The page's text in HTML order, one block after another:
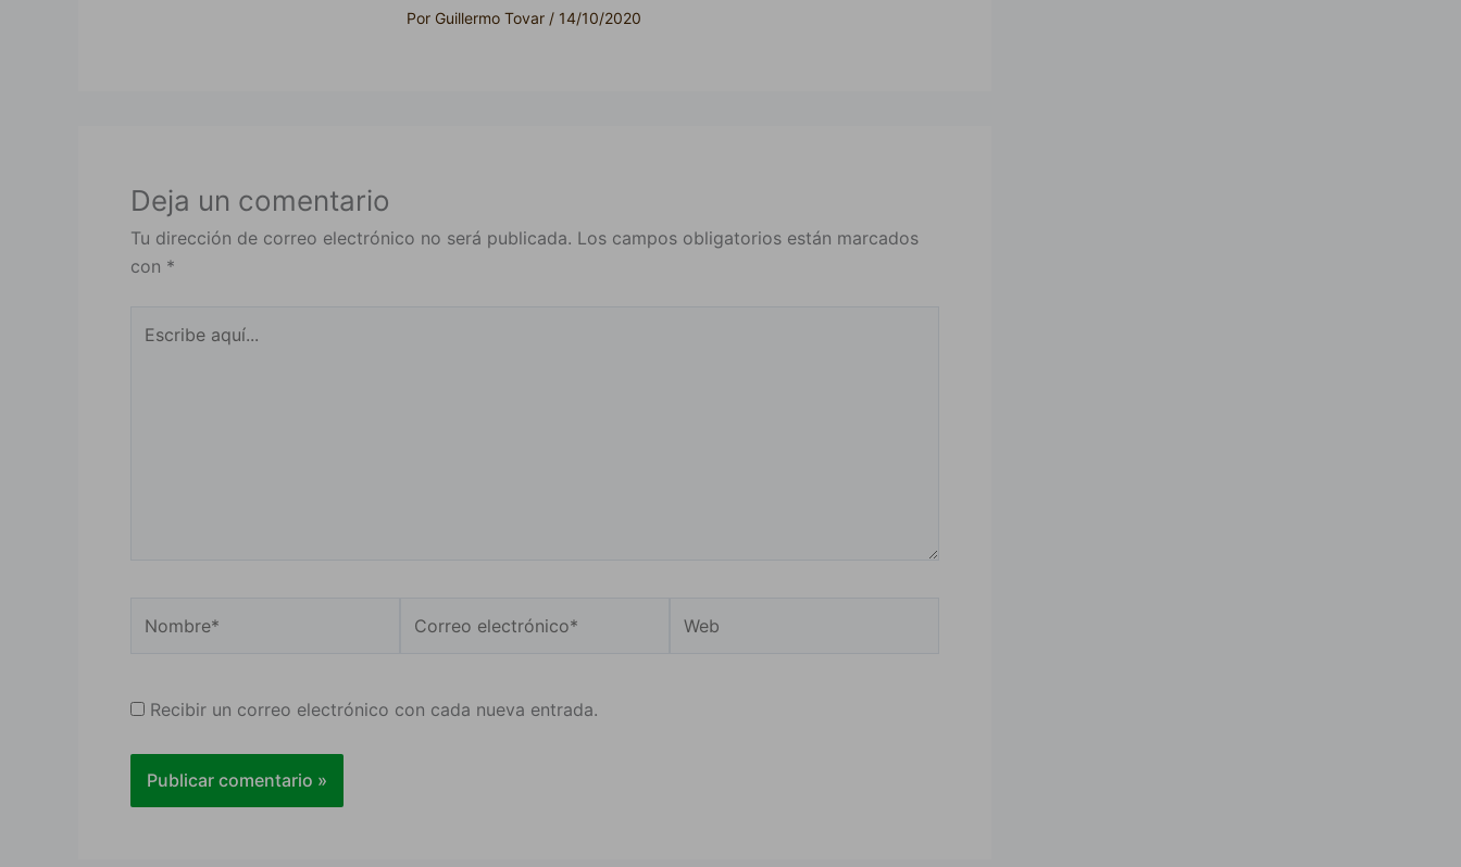
Por Guillermo Tovar / 14/10/2020
Deja un comentario
Tu dirección de correo electrónico no será publicada. Los campos obligatorios están marcados
con *
aquí...
electrónico*
Recibir un correo electrónico con cada nueva entrada.